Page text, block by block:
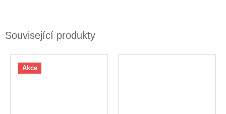
Související produkty
Akce